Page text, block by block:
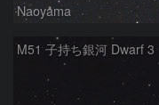
Naoyama
M51 子持ち銀河 Dwarf 3